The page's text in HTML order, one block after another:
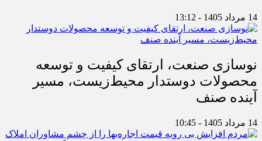
14 مرداد 1405 - 13:12
نوسازی صنعت، ارتقای کیفیت و توسعه
محصولات دوستدار محیط‌زیست، مسیر
آینده صنف
14 مرداد 1405 - 10:45